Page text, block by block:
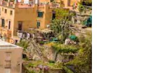
с докосване или плъзгане.